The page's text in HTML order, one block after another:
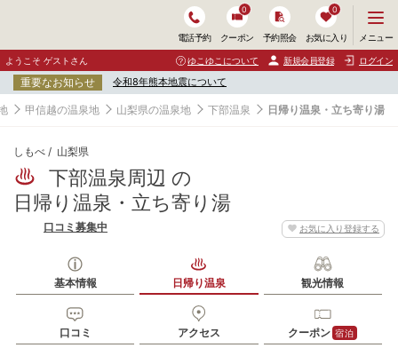
電話予約 クーポン
0
予約照会 お気に入り
0
ニ
ュ
ー
開
く
メニュー
ようこそ ゲストさん ゆこゆこについて 新規会員登録 ログイン
重要なお知らせ 令和8年熊本地震について
甲信越の温泉地 山梨県の温泉地 下部温泉 日帰り温泉・立ち寄り湯
しもべ 山梨県
下部温泉周辺 の
日帰り温泉・立ち寄り湯
お気に入り登録する
口コミ募集中
基本情報 日帰り温泉 観光情報
口コミ アクセス クーポン 宿泊